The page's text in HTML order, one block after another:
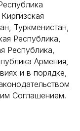
Туркменистан,
Республика,
Республика,
Армения,
и в порядке,
Соглашением.